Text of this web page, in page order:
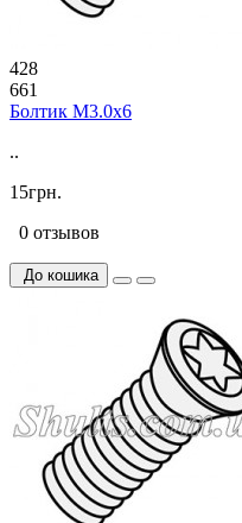
428
661
Болтик М3.0х6
..
15грн.
0 отзывов
До кошика